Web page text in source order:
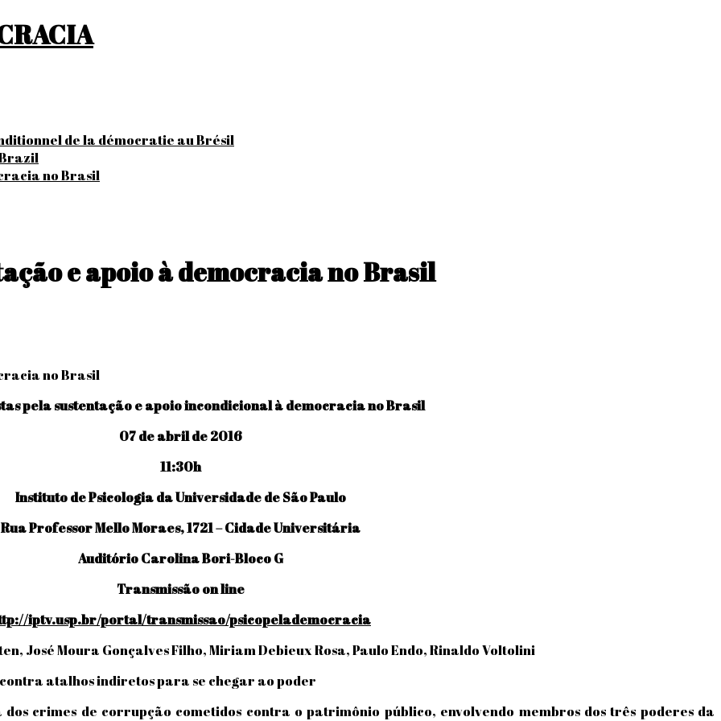
de la démocratie au Brésil
no Brasil
e apoio à democracia no Brasil
no Brasil
pela sustentação e apoio incondicional à democracia no Brasil
07 de abril de 2016
11:30h
Instituto de Psicologia da Universidade de São Paulo
Rua Professor Mello Moraes, 1721 – Cidade Universitária
Auditório Carolina Bori-Bloco G
Transmissão on line
iptv.usp.br/portal/transmissao/psicopelademocracia
José Moura Gonçalves Filho, Miriam Debieux Rosa, Paulo Endo, Rinaldo Voltolini
atalhos indiretos para se chegar ao poder
crimes de corrupção cometidos contra o patrimônio público, envolvendo membros dos três poderes da